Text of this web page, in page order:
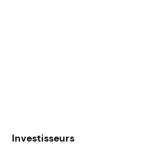
Investisseurs